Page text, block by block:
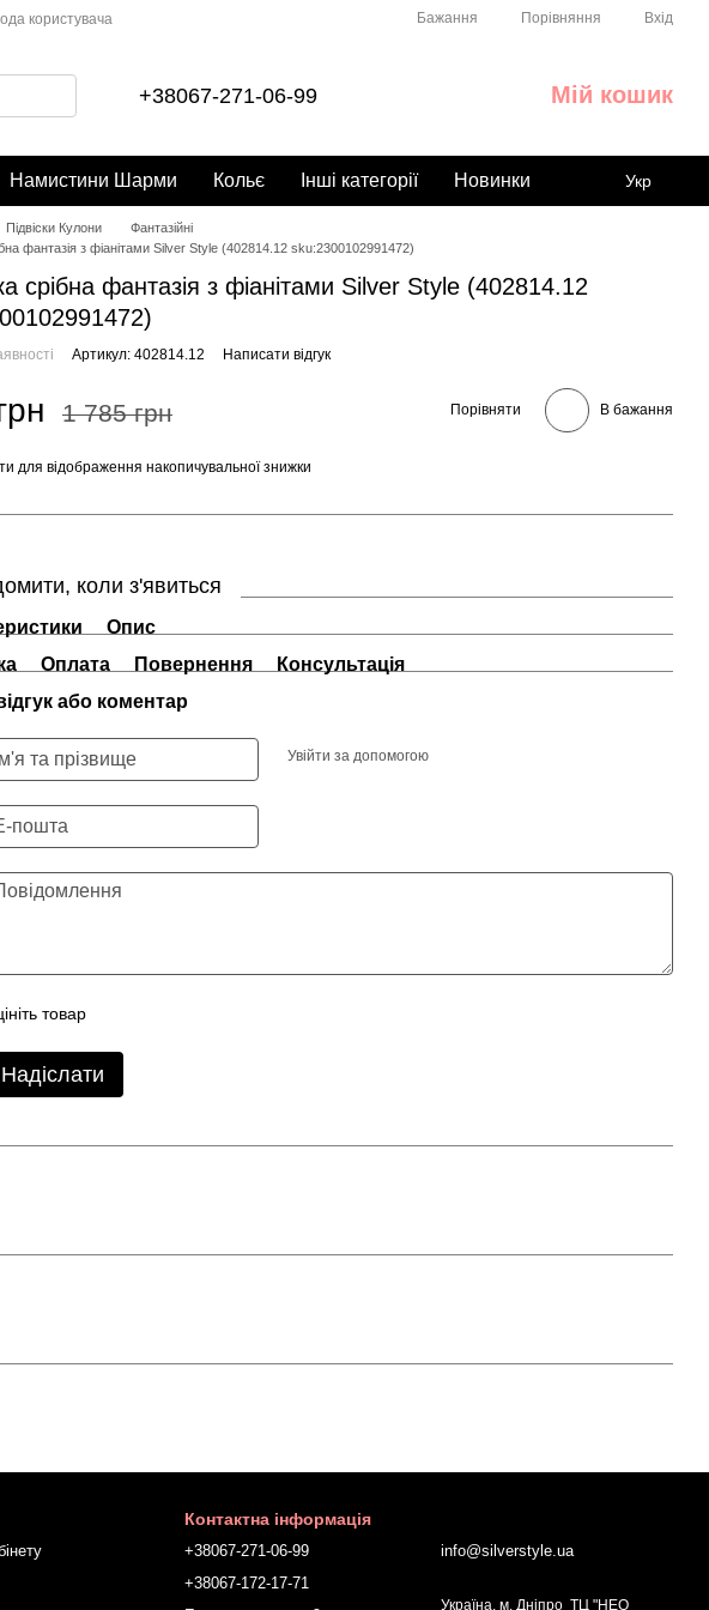
користувача Бажання Порівняння Вхід
+38067-271-06-99 Мій кошик
Намистини Шарми Кольє Інші категорії Новинки Укр
Підвіски Кулони
Фантазійні
фантазія з фіанітами Silver Style (402814.12 sku:2300102991472)
срібна фантазія з фіанітами Silver Style (402814.12
Артикул: 402814.12 Написати відгук
1 785 грн Порівняти В бажання
для відображення накопичувальної знижки
коли з'явиться
Опис
Оплата Повернення
Консультація
або коментар
Увійти за допомогою
товар
Надіслати
Контактна інформація
+38067-271-06-99
+38067-172-17-71
info@silverstyle.ua
Україна, м. Дніпро ТЦ "НЕО